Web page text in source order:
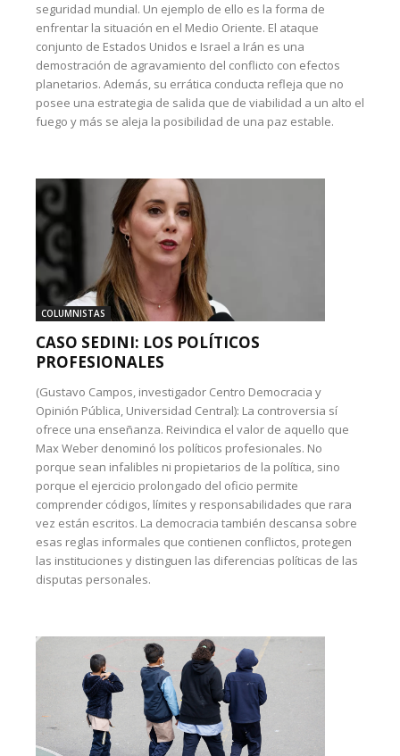
seguridad mundial. Un ejemplo de ello es la forma de
enfrentar la situación en el Medio Oriente. El ataque
conjunto de Estados Unidos e Israel a Irán es una
demostración de agravamiento del conflicto con efectos
planetarios. Además, su errática conducta refleja que no
posee una estrategia de salida que de viabilidad a un alto el
fuego y más se aleja la posibilidad de una paz estable.
COLUMNISTAS
CASO SEDINI: LOS POLÍTICOS
PROFESIONALES
(Gustavo Campos, investigador Centro Democracia y
Opinión Pública, Universidad Central): La controversia sí
ofrece una enseñanza. Reivindica el valor de aquello que
Max Weber denominó los políticos profesionales. No
porque sean infalibles ni propietarios de la política, sino
porque el ejercicio prolongado del oficio permite
comprender códigos, límites y responsabilidades que rara
vez están escritos. La democracia también descansa sobre
esas reglas informales que contienen conflictos, protegen
las instituciones y distinguen las diferencias políticas de las
disputas personales.